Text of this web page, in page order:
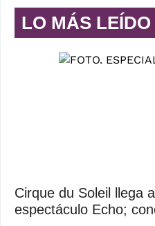
LO MÁS LEÍDO
Cirque du Soleil llega
espectáculo Echo;